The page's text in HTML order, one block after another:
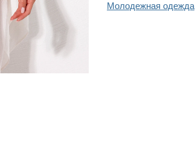
Молодежная одежда